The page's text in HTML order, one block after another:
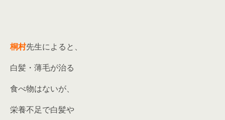
桐村先生によると、
白髪・薄毛が治る
食べ物はないが、
栄養不足で白髪や